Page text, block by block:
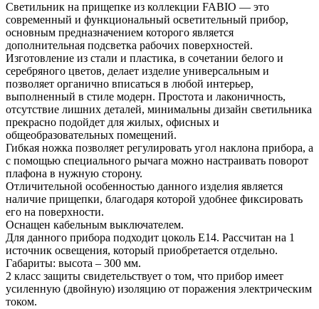
Светильник на прищепке из коллекции FABIO — это
современный и функциональный осветительный прибор,
основным предназначением которого является
дополнительная подсветка рабочих поверхностей.
Изготовление из стали и пластика, в сочетании белого и
серебряного цветов, делает изделие универсальным и
позволяет органично вписаться в любой интерьер,
выполненный в стиле модерн. Простота и лаконичность,
отсутствие лишних деталей, минимальны дизайн светильника
прекрасно подойдет для жилых, офисных и
общеобразовательных помещений.
Гибкая ножка позволяет регулировать угол наклона прибора, а
с помощью специального рычага можно настраивать поворот
плафона в нужную сторону.
Отличительной особенностью данного изделия является
наличие прищепки, благодаря которой удобнее фиксировать
его на поверхности.
Оснащен кабельным выключателем.
Для данного прибора подходит цоколь Е14. Рассчитан на 1
источник освещения, который приобретается отдельно.
Габариты: высота – 300 мм.
2 класс защиты свидетельствует о том, что прибор имеет
усиленную (двойную) изоляцию от поражения электрическим
током.